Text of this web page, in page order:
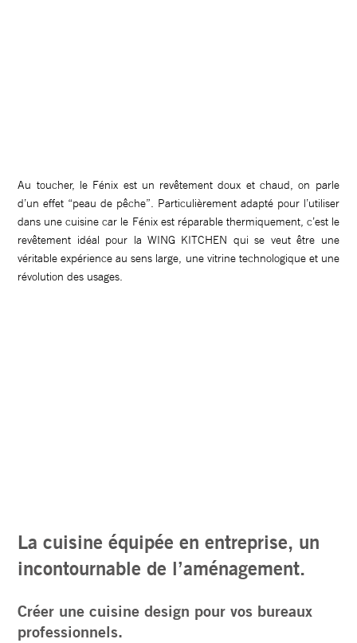
Au toucher, le Fénix est un revêtement doux et chaud, on parle
d’un effet “peau de pêche”. Particulièrement adapté pour l’utiliser
dans une cuisine car le Fénix est réparable thermiquement, c’est le
revêtement idéal pour la WING KITCHEN qui se veut être une
véritable expérience au sens large, une vitrine technologique et une
révolution des usages.
La cuisine équipée en entreprise, un
incontournable de l’aménagement.
Créer une cuisine design pour vos bureaux
professionnels.